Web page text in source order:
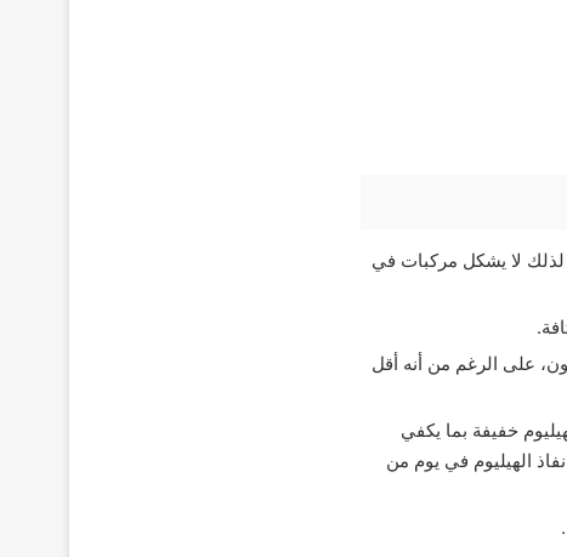
لذلك لا يشكل مركبات في
الهيدروجين، حيث يمثل حوالي 24% من كتلة الكون، على الرغم من أنه أقل
خفيفة بما يكفي
الهيليوم في يوم من